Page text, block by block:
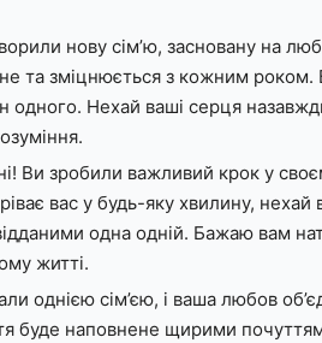
нову сім’ю, засновану на
та зміцнюється з кожним роком.
одного. Нехай ваші серця
Ви зробили важливий крок у
вас у будь-яку хвилину,
одна одній. Бажаю вам
житті.
однією сім’єю, і ваша любов
буде наповнене щирими